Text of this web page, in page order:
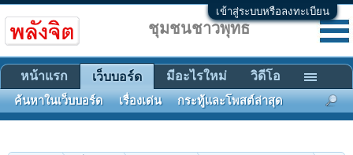
เข้าสู่ระบบหรือลงทะเบียน
ชุมชนชาวพุทธ
หน้าแรก เว็บบอร์ด
ค้นหาในเว็บบอร์ด เรื่องเด่น กระทู้และโพสต์ล่าสุด
มีอะไรใหม่ วิดีโอ